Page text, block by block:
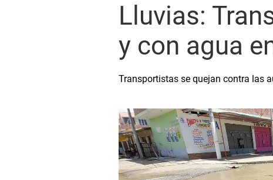
Lluvias:
y con agua
Transportistas se quejan contra las